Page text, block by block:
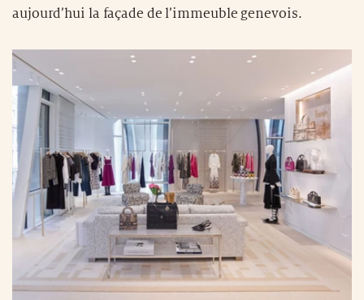
aujourd’hui la façade de l’immeuble genevois.